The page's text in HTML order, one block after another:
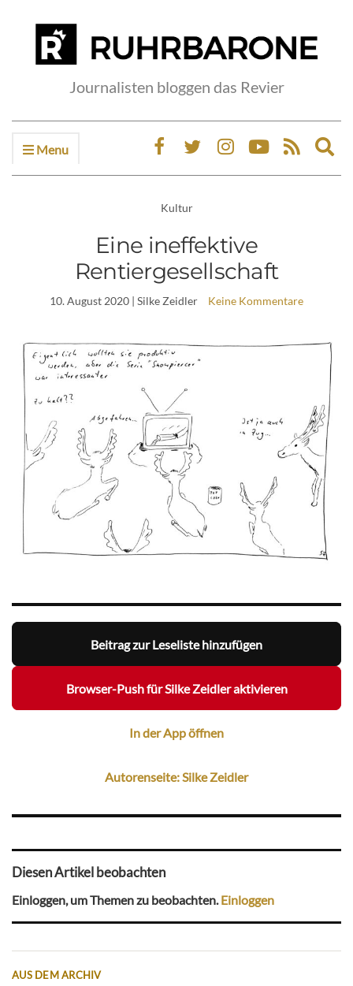
Journalisten bloggen das Revier
Menu
Kultur
Eine ineffektive
Rentiergesellschaft
10. August 2020 | Silke Zeidler Keine Kommentare
Beitrag zur Leseliste hinzufügen
Browser-Push für Silke Zeidler aktivieren
In der App öffnen
Autorenseite: Silke Zeidler
Diesen Artikel beobachten
Einloggen, um Themen zu beobachten.Einloggen
AUS DEM ARCHIV